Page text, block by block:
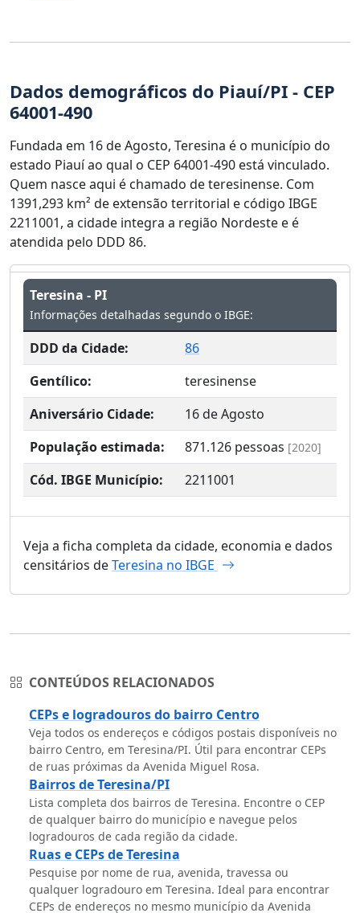
Dados demográficos do Piauí/PI - CEP
64001-490
Fundada em 16 de Agosto, Teresina é o município do
estado Piauí ao qual o CEP 64001-490 está vinculado.
Quem nasce aqui é chamado de teresinense. Com
1391,293 km² de extensão territorial e código IBGE
2211001, a cidade integra a região Nordeste e é
atendida pelo DDD 86.
Teresina - PI
Informações detalhadas segundo o IBGE:
DDD da Cidade:
86
Gentílico:
teresinense
Aniversário Cidade:
16 de Agosto
População estimada:
871.126 pessoas [2020]
Cód. IBGE Município: 2211001
Veja a ficha completa da cidade, economia e dados
censitários deTeresina no IBGE
CONTEÚDOS RELACIONADOS
CEPs e logradouros do bairro Centro
Veja todos os endereços e códigos postais disponíveis no
bairro Centro, em Teresina/PI. Útil para encontrar CEPs
de ruas próximas da Avenida Miguel Rosa.
Bairros de Teresina/PI
Lista completa dos bairros de Teresina. Encontre o CEP
de qualquer bairro do município e navegue pelos
logradouros de cada região da cidade.
Ruas e CEPs de Teresina
Pesquise por nome de rua, avenida, travessa ou
qualquer logradouro em Teresina. Ideal para encontrar
CEPs de endereços no mesmo município da Avenida